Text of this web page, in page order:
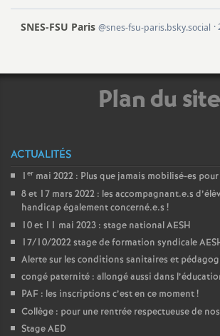
Plan du site
ACTUALITÉS
1 er mai 2022 : Plus que jamais mobilisé-es
8 et 17 mars 2022 : les accompagnant.e.s
handicap également concerné.e.s !
10 et 11 mai 2023 : stage national AESH
17/10/2022 stage de formation syndicale
Alerte sur les conditions sanitaires et
congé paternité : allongé aussi dans
PAF : les inscriptions c’est en ce moment!
Collège : pour une rentrée respectueuse de
Stage AED